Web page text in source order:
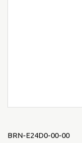
BRN-E24D0-00-00